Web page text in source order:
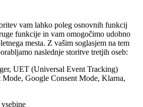
vam lahko poleg osnovnih funkcij
funkcije in vam omogočimo udobno
mesta. Z vašim soglasjem na tem
naslednje storitve tretjih oseb:
UET (Universal Event Tracking)
Google Consent Mode, Klarna,